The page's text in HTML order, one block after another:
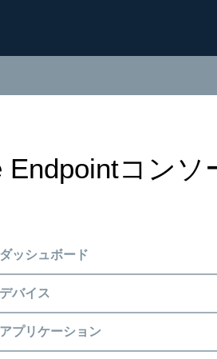
Endpointコン
ッシュボード
バイス
プリケーション